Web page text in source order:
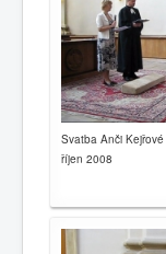
Svatba Anči
říjen 2008